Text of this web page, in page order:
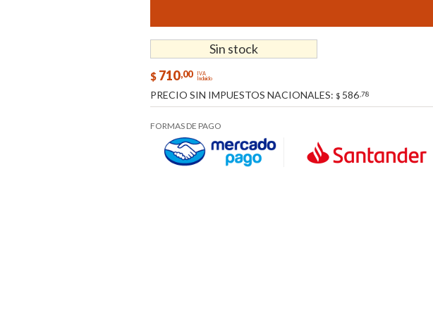
Sin stock
$ 710,00 IVA
Incluido
PRECIO SIN IMPUESTOS NACIONALES: $ 586 ,78
FORMAS DE PAGO